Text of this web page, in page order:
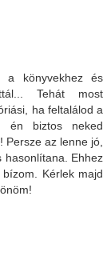
a könyvekhez és
Tehát most
ha feltalálod a
én biztos neked
az lenne jó,
hasonlítana. Ehhez
Kérlek majd